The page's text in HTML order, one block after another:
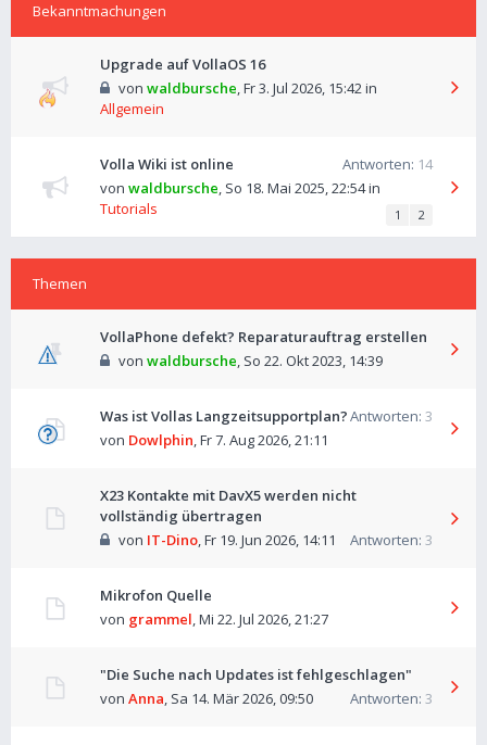
Bekanntmachungen
Upgrade auf VollaOS 16
von waldbursche,Fr 3. Jul 2026, 15:42in
Allgemein
Volla Wiki ist online Antworten: 14
von waldbursche, So 18. Mai 2025, 22:54in
Tutorials
1 2
Themen
VollaPhone defekt? Reparaturauftrag erstellen
von waldbursche, So 22. Okt 2023, 14:39
Was ist Vollas Langzeitsupportplan?Antworten: 3
von Dowlphin,Fr 7. Aug 2026, 21:11
X23 Kontakte mit DavX5 werden nicht
vollständig übertragen
Antworten: 3
von IT-Dino,Fr 19. Jun 2026, 14:11
Mikrofon Quelle
von grammel,Mi 22. Jul 2026, 21:27
"Die Suche nach Updates ist fehlgeschlagen"
Antworten: 3
von Anna, Sa 14. Mär 2026, 09:50